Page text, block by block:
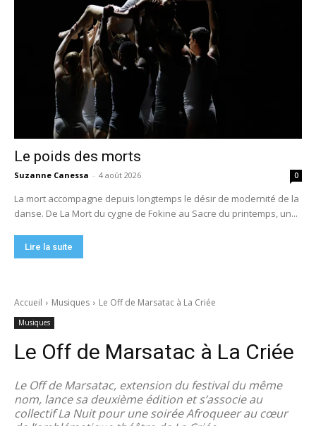
Le poids des morts
Suzanne Canessa - 4 août 2026 0
La mort accompagne depuis longtemps le désir de modernité de la
danse. De La Mort du cygne de Fokine au Sacre du printemps, un...
Lire la suite